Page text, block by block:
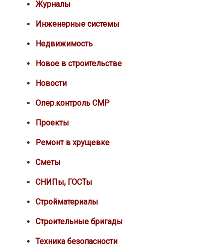
Журналы
Инженерные системы
Недвижимость
Новое в строительстве
Новости
Опер.контроль СМР
Проекты
Ремонт в хрущевке
Сметы
СНИПы, ГОСТы
Стройматериалы
Строительные бригады
Техника безопасности